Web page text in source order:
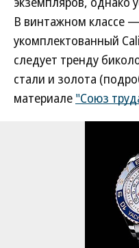
В винтажном классе
укомплектованный
следует тренду
стали и золота
материале "Союз